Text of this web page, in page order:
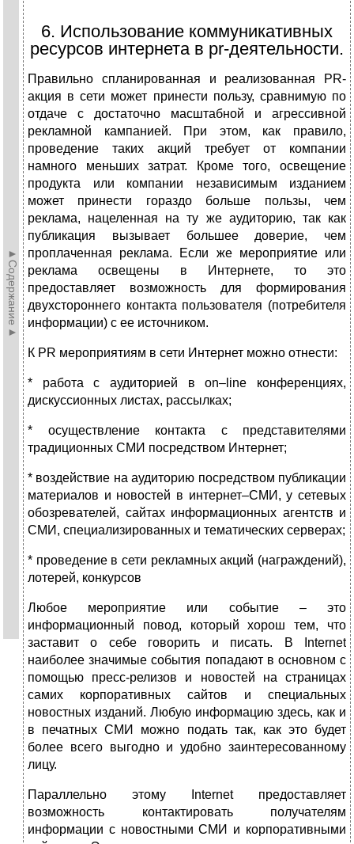
►Содержание►
6. Использование коммуникативных
ресурсов интернета в pr-деятельности.
Правильно спланированная и реализованная PR-
акция в сети может принести пользу, сравнимую по
отдаче с достаточно масштабной и агрессивной
рекламной кампанией. При этом, как правило,
проведение таких акций требует от компании
намного меньших затрат. Кроме того, освещение
продукта или компании независимым изданием
может принести гораздо больше пользы, чем
реклама, нацеленная на ту же аудиторию, так как
публикация вызывает большее доверие, чем
проплаченная реклама. Если же мероприятие или
реклама освещены в Интернете, то это
предоставляет возможность для формирования
двухстороннего контакта пользователя (потребителя
информации) с ее источником.
К PR мероприятиям в сети Интернет можно отнести:
* работа с аудиторией в on–line конференциях,
дискуссионных листах, рассылках;
* осуществление контакта с представителями
традиционных СМИ посредством Интернет;
* воздействие на аудиторию посредством публикации
материалов и новостей в интернет–СМИ, у сетевых
обозревателей, сайтах информационных агентств и
СМИ, специализированных и тематических серверах;
* проведение в сети рекламных акций (награждений),
лотерей, конкурсов
Любое мероприятие или событие – это
информационный повод, который хорош тем, что
заставит о себе говорить и писать. В Internet
наиболее значимые события попадают в основном с
помощью пресс-релизов и новостей на страницах
самих корпоративных сайтов и специальных
новостных изданий. Любую информацию здесь, как и
в печатных СМИ можно подать так, как это будет
более всего выгодно и удобно заинтересованному
лицу.
Параллельно этому Internet предоставляет
возможность контактировать получателям
информации с новостными СМИ и корпоративными